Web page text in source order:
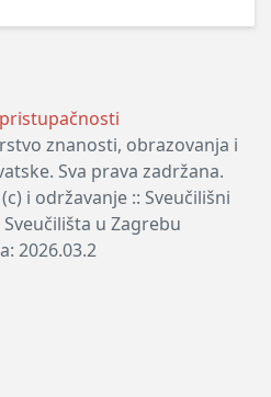
znanosti, obrazovanja i
Sva prava zadržana.
i održavanje :: Sveučilišni
u Zagrebu
2026.03.2